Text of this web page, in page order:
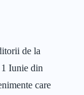
de la
1 Iunie din
care